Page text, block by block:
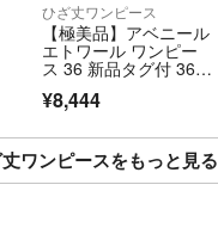
ひざ丈ワンピース
【極美品】アベニール
エトワール ワンピー
ス 36 新品タグ付 363
¥8,444
ワンピースをもっと見る